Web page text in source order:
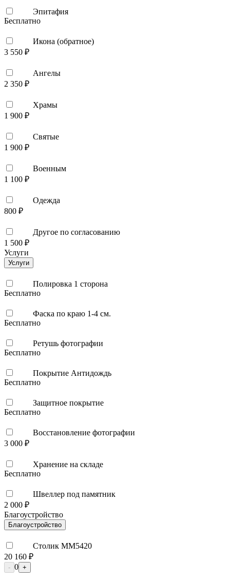
Эпитафия
Бесплатно
Икона (обратное)
3 550 ₽
Ангелы
2 350 ₽
Храмы
1 900 ₽
Святые
1 900 ₽
Военным
1 100 ₽
Одежда
800 ₽
Другое по согласованию
1 500 ₽
Услуги
Услуги
Полировка 1 сторона
Бесплатно
Фаска по краю 1-4 см.
Бесплатно
Ретушь фотографии
Бесплатно
Покрытие Антидождь
Бесплатно
Защитное покрытие
Бесплатно
Восстановление фотографии
3 000 ₽
Хранение на складе
Бесплатно
Швеллер под памятник
2 000 ₽
Благоустройство
Благоустройство
Столик ММ5420
20 160 ₽
- 0 +